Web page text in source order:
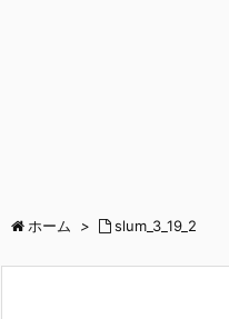
ホーム > slum_3_19_2